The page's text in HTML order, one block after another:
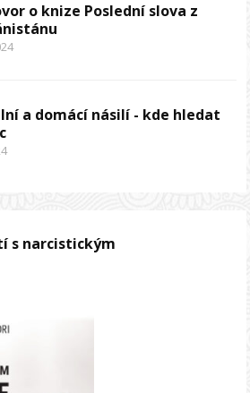
o knize Poslední slova z
a domácí násilí - kde hledat
s narcistickým